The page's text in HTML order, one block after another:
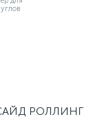
РОЛЛИНГ